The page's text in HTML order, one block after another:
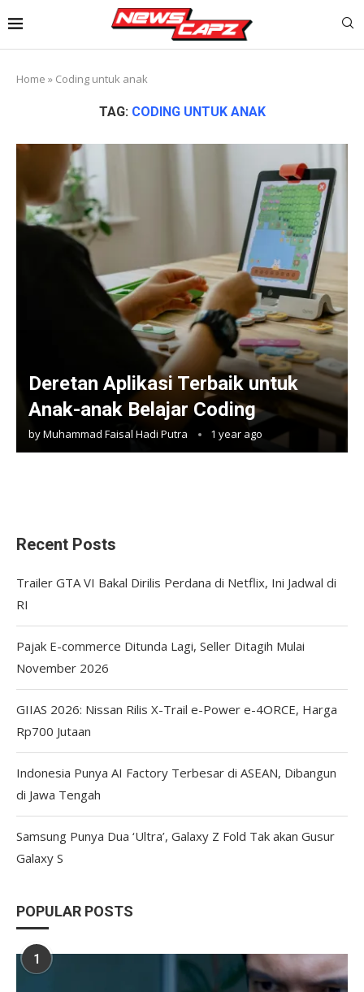
Home » Coding untuk anak
TAG: CODING UNTUK ANAK
Deretan Aplikasi Terbaik untuk
Anak-anak Belajar Coding
byMuhammad Faisal Hadi Putra 1 year ago
Recent Posts
Trailer GTA VI Bakal Dirilis Perdana di Netflix, Ini Jadwal di
RI
Pajak E-commerce Ditunda Lagi, Seller Ditagih Mulai
November 2026
GIIAS 2026: Nissan Rilis X-Trail e-Power e-4ORCE, Harga
Rp700 Jutaan
Indonesia Punya AI Factory Terbesar di ASEAN, Dibangun
di Jawa Tengah
Samsung Punya Dua ‘Ultra’, Galaxy Z Fold Tak akan Gusur
Galaxy S
POPULAR POSTS
1